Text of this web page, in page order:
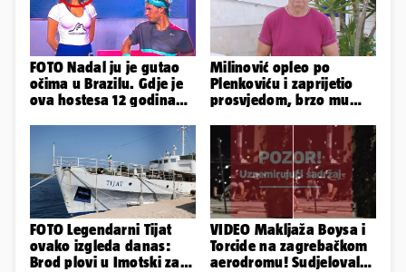
FOTO Nadal ju je gutao
očima u Brazilu. Gdje je
ova hostesa 12 godina
Milinović opleo po
Plenkoviću i zaprijetio
prosvjedom, brzo mu
Gospića
FOTO Legendarni Tijat
ovako izgleda danas:
Brod plovi u Imotski za
VIDEO Makljaža Boysa i
Torcide na zagrebačkom
aerodromu! Sudjelovalo